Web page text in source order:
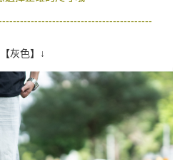
有額度不足之情形，本公司將視審查結果
他人資訊註冊。若發現惡意使用之情形，
灰色】↓